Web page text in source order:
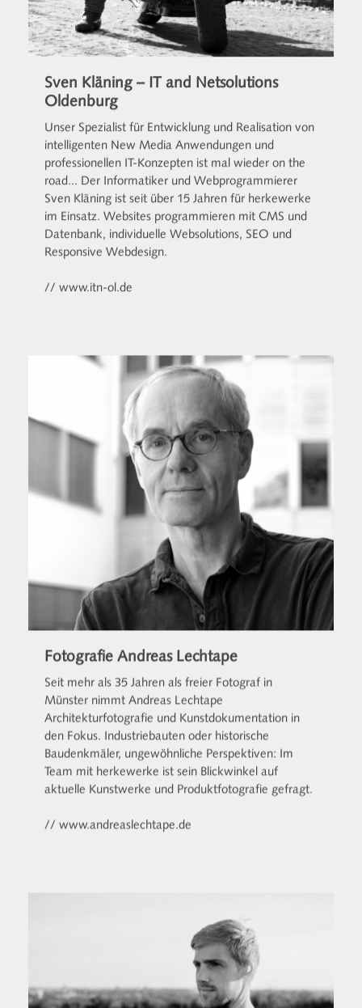
Sven Kläning – IT and Netsolutions
Oldenburg
Unser Spezialist für Entwicklung und Realisation von
intelligenten New Media Anwendungen und
professionellen IT-Konzepten ist mal wieder on the
road... Der Informatiker und Webprogrammierer
Sven Kläning ist seit über 15 Jahren für herkewerke
im Einsatz. Websites programmieren mit CMS und
Datenbank, individuelle Websolutions, SEO und
Responsive Webdesign.
// www.itn-ol.de
Fotografie Andreas Lechtape
Seit mehr als 35 Jahren als freier Fotograf in
Münster nimmt Andreas Lechtape
Architekturfotografie und Kunstdokumentation in
den Fokus. Industriebauten oder historische
Baudenkmäler, ungewöhnliche Perspektiven: Im
Team mit herkewerke ist sein Blickwinkel auf
aktuelle Kunstwerke und Produktfotografie gefragt.
// www.andreaslechtape.de